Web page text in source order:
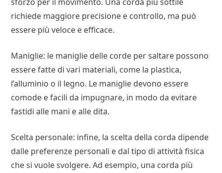
richiede maggiore precisione e controllo, ma può
essere più veloce e efficace.
Maniglie: le maniglie delle corde per saltare possono
essere fatte di vari materiali, come la plastica,
l’alluminio o il legno. Le maniglie devono essere
comode e facili da impugnare, in modo da evitare
fastidi alle mani e alle dita.
Scelta personale: infine, la scelta della corda dipende
dalle preferenze personali e dal tipo di attività fisica
che si vuole svolgere. Ad esempio, una corda più